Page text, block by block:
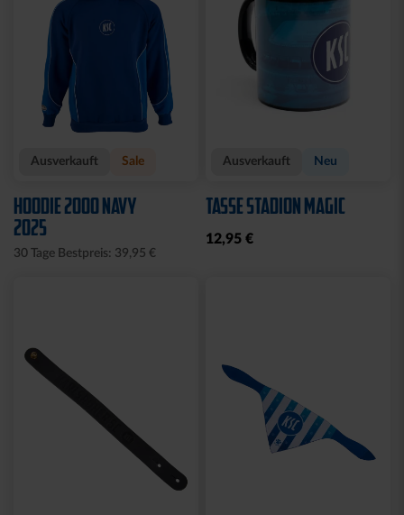
Ausverkauft Sale
HOODIE 2000 NAVY
2025
30 Tage Bestpreis: 39,95 €
Ausverkauft Neu
TASSE STADION MAGIC
12,95 €